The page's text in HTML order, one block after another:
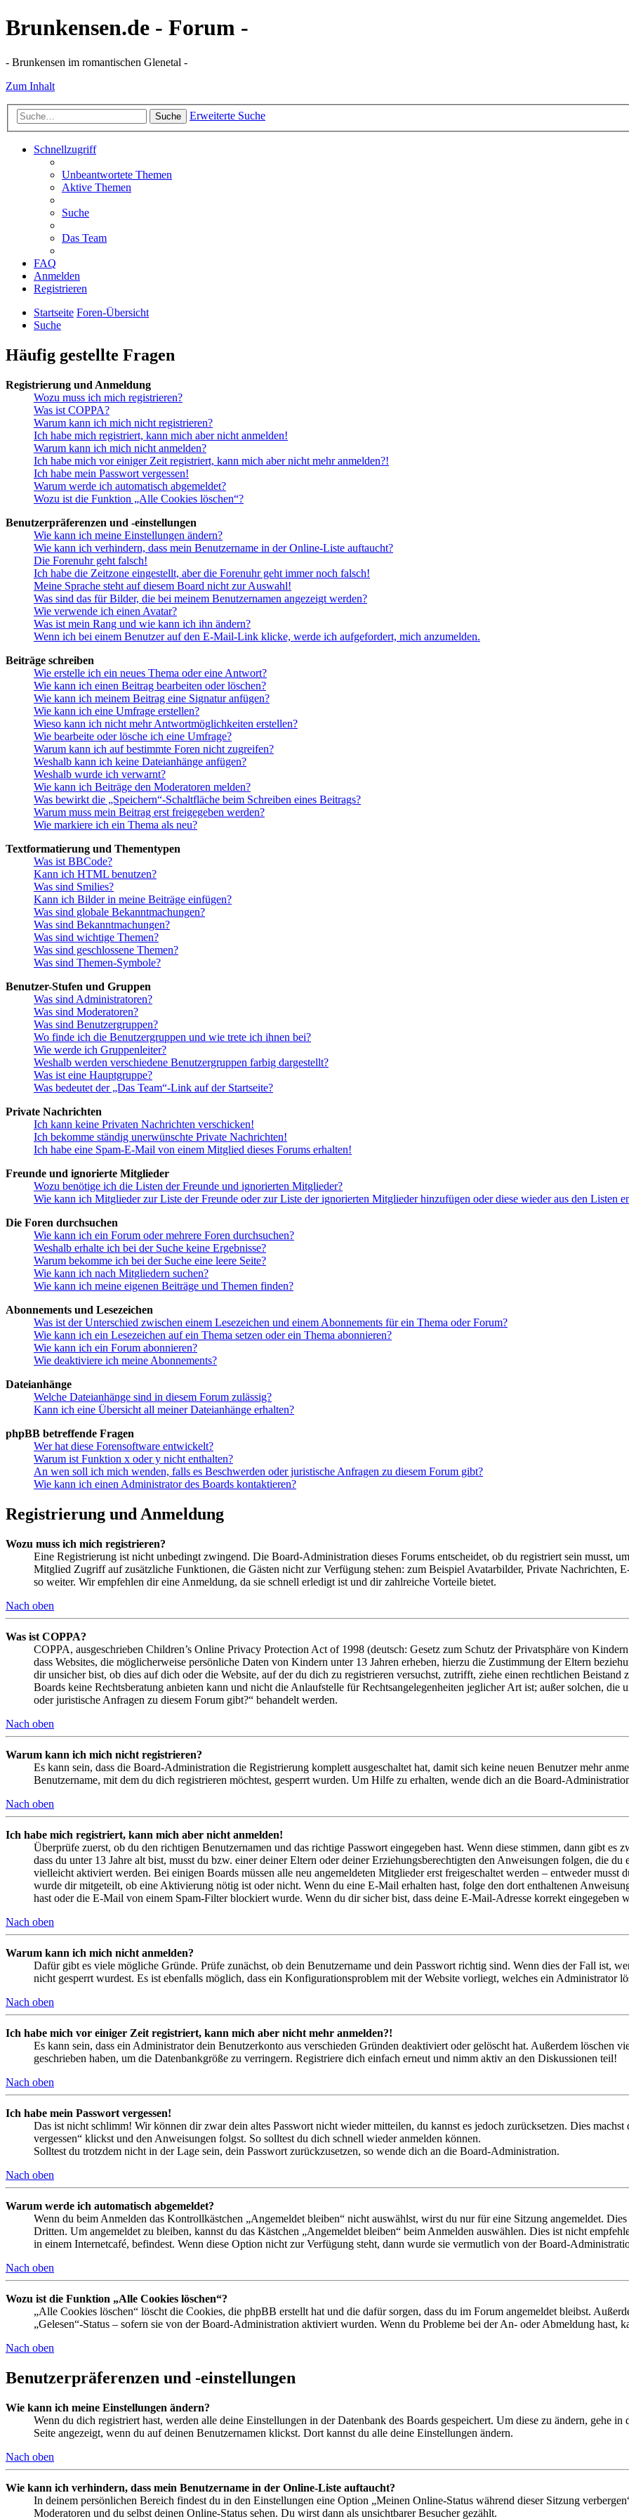
Brunkensen.de - Forum -
- Brunkensen im romantischen Glenetal -
Zum Inhalt
Suche Erweiterte Suche
Schnellzugriff
Unbeantwortete Themen
Aktive Themen
Suche
Das Team
FAQ
Anmelden
Registrieren
Startseite Foren-Übersicht
Suche
Häufig gestellte Fragen
Registrierung und Anmeldung
Wozu muss ich mich registrieren?
Was ist COPPA?
Warum kann ich mich nicht registrieren?
Ich habe mich registriert, kann mich aber nicht anmelden!
Warum kann ich mich nicht anmelden?
Ich habe mich vor einiger Zeit registriert, kann mich aber nicht mehr anmelden?!
Ich habe mein Passwort vergessen!
Warum werde ich automatisch abgemeldet?
Wozu ist die Funktion „Alle Cookies löschen“?
Benutzerpräferenzen und -einstellungen
Wie kann ich meine Einstellungen ändern?
Wie kann ich verhindern, dass mein Benutzername in der Online-Liste auftaucht?
Die Forenuhr geht falsch!
Ich habe die Zeitzone eingestellt, aber die Forenuhr geht immer noch falsch!
Meine Sprache steht auf diesem Board nicht zur Auswahl!
Was sind das für Bilder, die bei meinem Benutzernamen angezeigt werden?
Wie verwende ich einen Avatar?
Was ist mein Rang und wie kann ich ihn ändern?
Wenn ich bei einem Benutzer auf den E-Mail-Link klicke, werde ich aufgefordert, mich anzumelden.
Beiträge schreiben
Wie erstelle ich ein neues Thema oder eine Antwort?
Wie kann ich einen Beitrag bearbeiten oder löschen?
Wie kann ich meinem Beitrag eine Signatur anfügen?
Wie kann ich eine Umfrage erstellen?
Wieso kann ich nicht mehr Antwortmöglichkeiten erstellen?
Wie bearbeite oder lösche ich eine Umfrage?
Warum kann ich auf bestimmte Foren nicht zugreifen?
Weshalb kann ich keine Dateianhänge anfügen?
Weshalb wurde ich verwarnt?
Wie kann ich Beiträge den Moderatoren melden?
Was bewirkt die „Speichern“-Schaltfläche beim Schreiben eines Beitrags?
Warum muss mein Beitrag erst freigegeben werden?
Wie markiere ich ein Thema als neu?
Textformatierung und Thementypen
Was ist BBCode?
Kann ich HTML benutzen?
Was sind Smilies?
Kann ich Bilder in meine Beiträge einfügen?
Was sind globale Bekanntmachungen?
Was sind Bekanntmachungen?
Was sind wichtige Themen?
Was sind geschlossene Themen?
Was sind Themen-Symbole?
Benutzer-Stufen und Gruppen
Was sind Administratoren?
Was sind Moderatoren?
Was sind Benutzergruppen?
Wo finde ich die Benutzergruppen und wie trete ich ihnen bei?
Wie werde ich Gruppenleiter?
Weshalb werden verschiedene Benutzergruppen farbig dargestellt?
Was ist eine Hauptgruppe?
Was bedeutet der „Das Team“-Link auf der Startseite?
Private Nachrichten
Ich kann keine Privaten Nachrichten verschicken!
Ich bekomme ständig unerwünschte Private Nachrichten!
Ich habe eine Spam-E-Mail von einem Mitglied dieses Forums erhalten!
Freunde und ignorierte Mitglieder
Wozu benötige ich die Listen der Freunde und ignorierten Mitglieder?
Wie kann ich Mitglieder zur Liste der Freunde oder zur Liste der ignorierten Mitglieder hinzufügen oder diese wieder aus den Listen
Die Foren durchsuchen
Wie kann ich ein Forum oder mehrere Foren durchsuchen?
Weshalb erhalte ich bei der Suche keine Ergebnisse?
Warum bekomme ich bei der Suche eine leere Seite?
Wie kann ich nach Mitgliedern suchen?
Wie kann ich meine eigenen Beiträge und Themen finden?
Abonnements und Lesezeichen
Was ist der Unterschied zwischen einem Lesezeichen und einem Abonnements für ein Thema oder Forum?
Wie kann ich ein Lesezeichen auf ein Thema setzen oder ein Thema abonnieren?
Wie kann ich ein Forum abonnieren?
Wie deaktiviere ich meine Abonnements?
Dateianhänge
Welche Dateianhänge sind in diesem Forum zulässig?
Kann ich eine Übersicht all meiner Dateianhänge erhalten?
phpBB betreffende Fragen
Wer hat diese Forensoftware entwickelt?
Warum ist Funktion x oder y nicht enthalten?
An wen soll ich mich wenden, falls es Beschwerden oder juristische Anfragen zu diesem Forum gibt?
Wie kann ich einen Administrator des Boards kontaktieren?
Registrierung und Anmeldung
Wozu muss ich mich registrieren?
Eine Registrierung ist nicht unbedingt zwingend. Die Board-Administration dieses Forums entscheidet, ob du registriert sein musst,
Mitglied Zugriff auf zusätzliche Funktionen, die Gästen nicht zur Verfügung stehen: zum Beispiel Avatarbilder, Private Nachrichten,
so weiter. Wir empfehlen dir eine Anmeldung, da sie schnell erledigt ist und dir zahlreiche Vorteile bietet.
Nach oben
Was ist COPPA?
COPPA, ausgeschrieben Children’s Online Privacy Protection Act of 1998 (deutsch: Gesetz zum Schutz der Privatsphäre von
dass Websites, die möglicherweise persönliche Daten von Kindern unter 13 Jahren erheben, hierzu die Zustimmung der Eltern
dir unsicher bist, ob dies auf dich oder die Website, auf der du dich zu registrieren versuchst, zutrifft, ziehe einen rechtlichen
Boards keine Rechtsberatung anbieten kann und nicht die Anlaufstelle für Rechtsangelegenheiten jeglicher Art ist; außer solchen,
oder juristische Anfragen zu diesem Forum gibt?“ behandelt werden.
Nach oben
Warum kann ich mich nicht registrieren?
Es kann sein, dass die Board-Administration die Registrierung komplett ausgeschaltet hat, damit sich keine neuen Benutzer mehr
Benutzername, mit dem du dich registrieren möchtest, gesperrt wurden. Um Hilfe zu erhalten, wende dich an die Board-
Nach oben
Ich habe mich registriert, kann mich aber nicht anmelden!
Überprüfe zuerst, ob du den richtigen Benutzernamen und das richtige Passwort eingegeben hast. Wenn diese stimmen, dann gibt es
dass du unter 13 Jahre alt bist, musst du bzw. einer deiner Eltern oder deiner Erziehungsberechtigten den Anweisungen folgen, die
vielleicht aktiviert werden. Bei einigen Boards müssen alle neu angemeldeten Mitglieder erst freigeschaltet werden – entweder musst
wurde dir mitgeteilt, ob eine Aktivierung nötig ist oder nicht. Wenn du eine E-Mail erhalten hast, folge den dort enthaltenen
hast oder die E-Mail von einem Spam-Filter blockiert wurde. Wenn du dir sicher bist, dass deine E-Mail-Adresse korrekt eingegeben
Nach oben
Warum kann ich mich nicht anmelden?
Dafür gibt es viele mögliche Gründe. Prüfe zunächst, ob dein Benutzername und dein Passwort richtig sind. Wenn dies der Fall ist,
nicht gesperrt wurdest. Es ist ebenfalls möglich, dass ein Konfigurationsproblem mit der Website vorliegt, welches ein Administrator
Nach oben
Ich habe mich vor einiger Zeit registriert, kann mich aber nicht mehr anmelden?!
Es kann sein, dass ein Administrator dein Benutzerkonto aus verschieden Gründen deaktiviert oder gelöscht hat. Außerdem löschen
geschrieben haben, um die Datenbankgröße zu verringern. Registriere dich einfach erneut und nimm aktiv an den Diskussionen teil!
Nach oben
Ich habe mein Passwort vergessen!
Das ist nicht schlimm! Wir können dir zwar dein altes Passwort nicht wieder mitteilen, du kannst es jedoch zurücksetzen. Dies
vergessen“ klickst und den Anweisungen folgst. So solltest du dich schnell wieder anmelden können.
Solltest du trotzdem nicht in der Lage sein, dein Passwort zurückzusetzen, so wende dich an die Board-Administration.
Nach oben
Warum werde ich automatisch abgemeldet?
Wenn du beim Anmelden das Kontrollkästchen „Angemeldet bleiben“ nicht auswählst, wirst du nur für eine Sitzung angemeldet.
Dritten. Um angemeldet zu bleiben, kannst du das Kästchen „Angemeldet bleiben“ beim Anmelden auswählen. Dies ist nicht
in einem Internetcafé, befindest. Wenn diese Option nicht zur Verfügung steht, dann wurde sie vermutlich von der Board-
Nach oben
Wozu ist die Funktion „Alle Cookies löschen“?
„Alle Cookies löschen“ löscht die Cookies, die phpBB erstellt hat und die dafür sorgen, dass du im Forum angemeldet bleibst.
„Gelesen“-Status – sofern sie von der Board-Administration aktiviert wurden. Wenn du Probleme bei der An- oder Abmeldung hast,
Nach oben
Benutzerpräferenzen und -einstellungen
Wie kann ich meine Einstellungen ändern?
Wenn du dich registriert hast, werden alle deine Einstellungen in der Datenbank des Boards gespeichert. Um diese zu ändern, gehe
Seite angezeigt, wenn du auf deinen Benutzernamen klickst. Dort kannst du alle deine Einstellungen ändern.
Nach oben
Wie kann ich verhindern, dass mein Benutzername in der Online-Liste auftaucht?
In deinem persönlichen Bereich findest du in den Einstellungen eine Option „Meinen Online-Status während dieser Sitzung
Moderatoren und du selbst deinen Online-Status sehen. Du wirst dann als unsichtbarer Besucher gezählt.